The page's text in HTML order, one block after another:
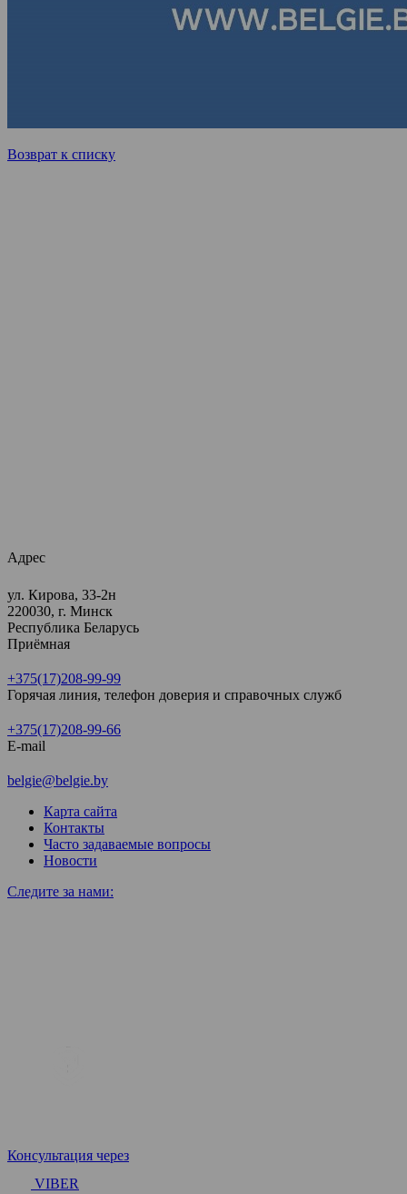
Возврат к списку
Адрес
ул. Кирова, 33-2н
220030, г. Минск
Республика Беларусь
Приёмная
+375(17)208-99-99
Горячая линия, телефон доверия и справочных служб
+375(17)208-99-66
E-mail
belgie@belgie.by
Карта сайта
Контакты
Часто задаваемые вопросы
Новости
Следите за нами:
Консультация через
VIBER